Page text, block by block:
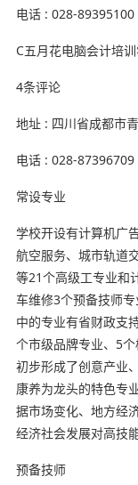
电话 : 028-89395100
C五月花电脑会计培
4条评论
地址 : 四川省成都市
电话 : 028-87396709
常设专业
学校开设有计算机广
航空服务、城市轨道
等21个高级工专业和
车维修3个预备技师
中的专业有省财政支
个市级品牌专业、5
初步形成了创意产业
康养为龙头的特色专
据市场变化、地方经
经济社会发展对高技
预备技师